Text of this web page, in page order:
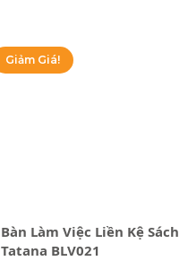
Giảm Giá!
Bàn Làm Việc Liền Kệ Sách
Tatana BLV021